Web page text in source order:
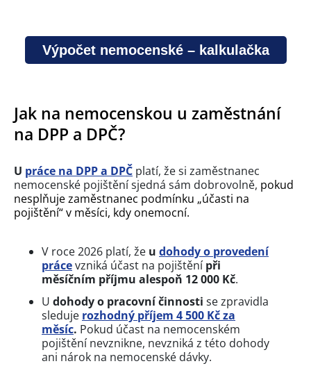
Výpočet nemocenské – kalkulačka
Jak na nemocenskou u zaměstnání
na DPP a DPČ?
U práce na DPP a DPČ platí, že si zaměstnanec
nemocenské pojištění sjedná sám dobrovolně, pokud
nesplňuje zaměstnanec podmínku „účasti na
pojištění“ v měsíci, kdy onemocní.
V roce 2026 platí, že u dohody o provedení
prácevzniká účast na pojištěnípři
měsíčním příjmu alespoň 12 000 Kč.
U dohody o pracovní činnosti se zpravidla
sleduje rozhodný příjem 4 500 Kč za
měsíc. Pokud účast na nemocenském
pojištění nevznikne, nevzniká z této dohody
ani nárok na nemocenské dávky.